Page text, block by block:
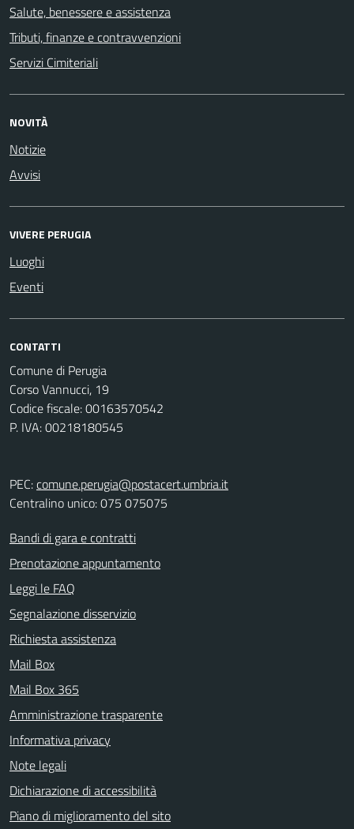
Salute, benessere e assistenza
Tributi, finanze e contravvenzioni
Servizi Cimiteriali
NOVITÀ
Notizie
Avvisi
VIVERE PERUGIA
Luoghi
Eventi
CONTATTI
Comune di Perugia
Corso Vannucci, 19
Codice fiscale: 00163570542
P. IVA: 00218180545
PEC:comune.perugia@postacert.umbria.it
Centralino unico: 075 075075
Bandi di gara e contratti
Prenotazione appuntamento
Leggi le FAQ
Segnalazione disservizio
Richiesta assistenza
Mail Box
Mail Box 365
Amministrazione trasparente
Informativa privacy
Note legali
Dichiarazione di accessibilità
Piano di miglioramento del sito